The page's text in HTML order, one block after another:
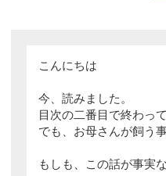
こんにちは
今、読みました。
目次の二番目で終わっ
でも、お母さんが飼う
もしも、この話が事実